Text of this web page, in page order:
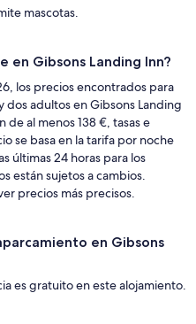
mascotas.
en Gibsons Landing Inn?
los precios encontrados para
dos adultos en Gibsons Landing
al menos 138 €, tasas e
se basa en la tarifa por noche
últimas 24 horas para los
están sujetos a cambios.
precios más precisos.
en Gibsons
es gratuito en este alojamiento.